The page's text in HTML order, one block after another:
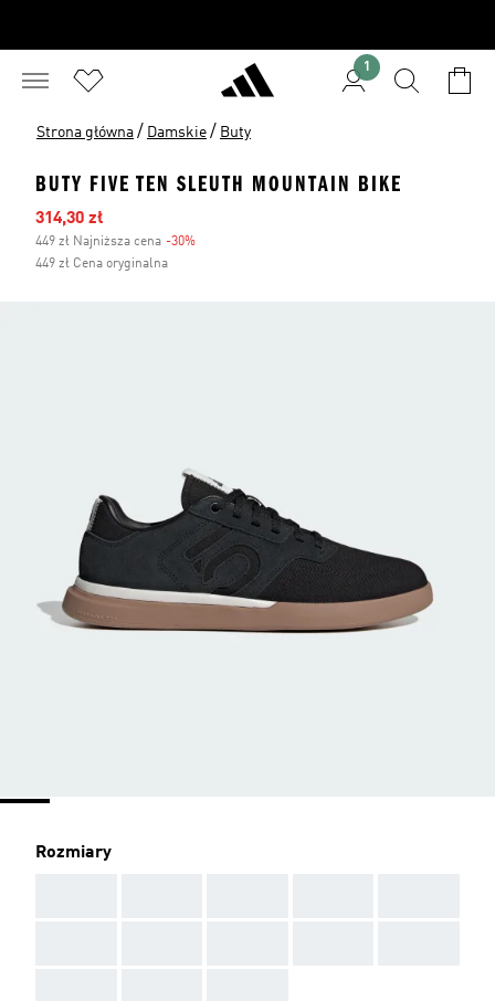
1
Strona główna / Damskie / Buty
BUTY FIVE TEN SLEUTH MOUNTAIN BIKE
Ceny na wyprzedaży
314,30 zł
449 zł Najniższa cena -30%
449 zł Cena oryginalna
Rozmiary